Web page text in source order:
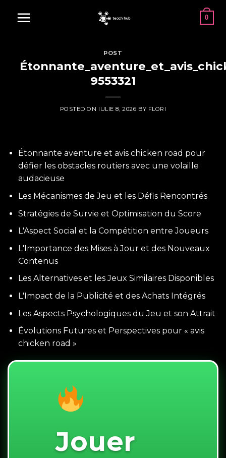
0
POST
9553321
POSTED ON IULIE 8, 2026 BY FLORI
Étonnante aventure et avis chicken road pour
défier les obstacles routiers avec une volaille
audacieuse
Les Mécanismes de Jeu et les Défis Rencontrés
Stratégies de Survie et Optimisation du Score
L'Aspect Social et la Compétition entre Joueurs
L'Importance des Mises à Jour et des Nouveaux
Contenus
Les Alternatives et les Jeux Similaires Disponibles
L'Impact de la Publicité et des Achats Intégrés
Les Aspects Psychologiques du Jeu et son Attrait
Évolutions Futures et Perspectives pour « avis
chicken road »
Jouer